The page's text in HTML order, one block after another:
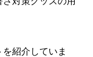
紹介していま